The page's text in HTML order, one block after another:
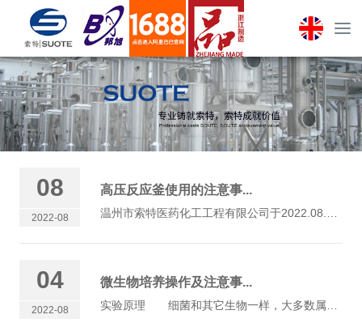
08
2022-08
高压反应釜使用的注意事...
04
2022-08
微生物培养操作及注意事...